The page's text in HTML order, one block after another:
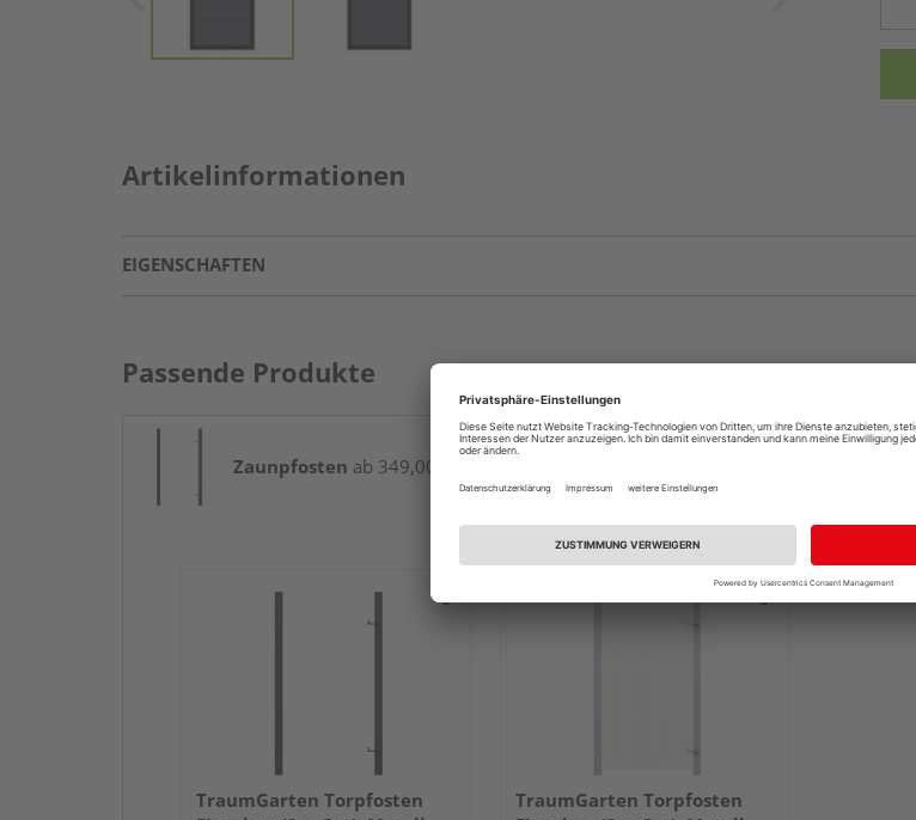
Artikelinformationen
EIGENSCHAFTEN
Passende Produkte
Zaunpfosten ab 349,00 € / Paket(e)
TraumGarten Torpfosten
TraumGarten Torpfosten